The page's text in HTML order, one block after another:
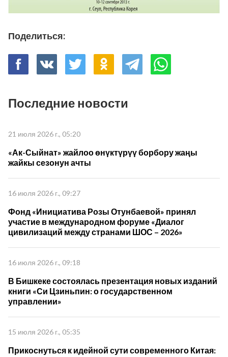
Поделиться:
Последние новости
21 июля 2026 г., 05:20
«Ак-Сыйнат» жайлоо өнүктүрүү борбору жаңы
жайкы сезонун ачты
16 июля 2026 г., 09:27
Фонд «Инициатива Розы Отунбаевой» принял
участие в международном форуме «Диалог
цивилизаций между странами ШОС – 2026»
16 июля 2026 г., 09:18
В Бишкеке состоялась презентация новых изданий
книги «Си Цзиньпин: о государственном
управлении»
15 июля 2026 г., 05:35
Прикоснуться к идейной сути современного Китая: